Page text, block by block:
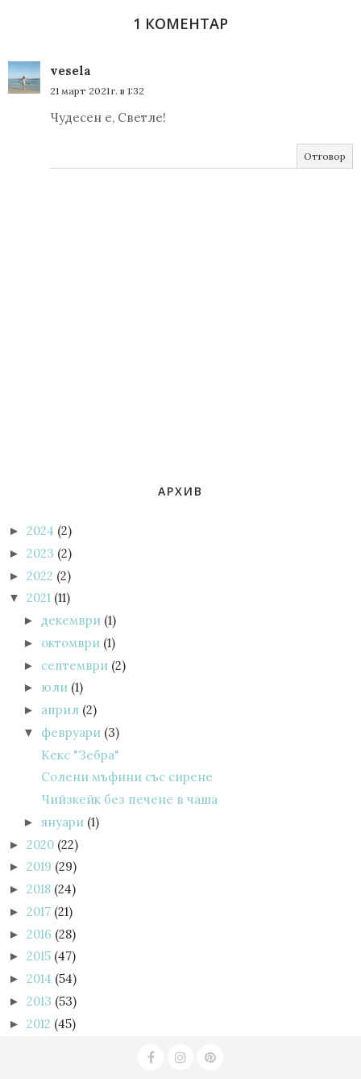
1 КОМЕНТАР
vesela
21 март 2021 г. в 1:32
Чудесен е, Светле!
Отговор
АРХИВ
► 2024 (2)
► 2023 (2)
► 2022 (2)
▼ 2021 (11)
► декември (1)
► октомври (1)
► септември (2)
► юли (1)
► април (2)
▼ февруари (3)
Кекс "Зебра"
Солени мъфини със сирене
Чийзкейк без печене в чаша
► януари (1)
► 2020 (22)
► 2019 (29)
► 2018 (24)
► 2017 (21)
► 2016 (28)
► 2015 (47)
► 2014 (54)
► 2013 (53)
► 2012 (45)